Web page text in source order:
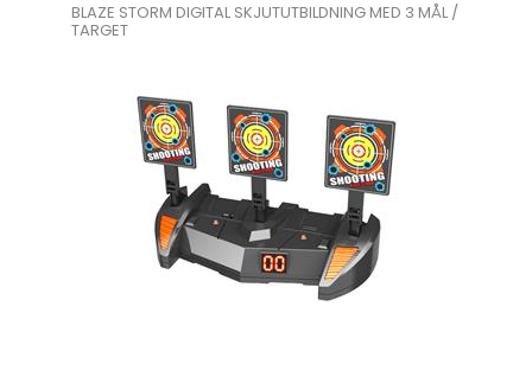
BLAZE STORM DIGITAL SKJUTUTBILDNING MED 3 MÅL /
TARGET